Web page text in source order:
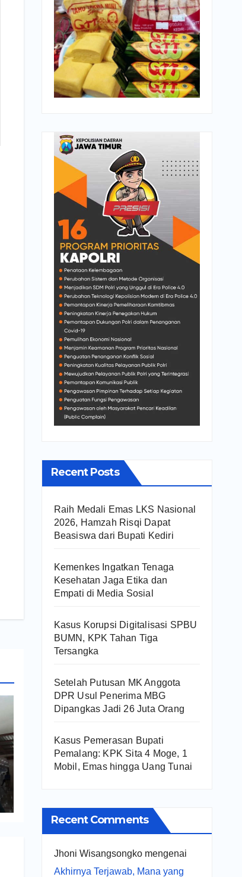
Recent Posts
Raih Medali Emas LKS Nasional
2026, Hamzah Risqi Dapat
Beasiswa dari Bupati Kediri
Kemenkes Ingatkan Tenaga
Kesehatan Jaga Etika dan
Empati di Media Sosial
Kasus Korupsi Digitalisasi SPBU
BUMN, KPK Tahan Tiga
Tersangka
Setelah Putusan MK Anggota
DPR Usul Penerima MBG
Dipangkas Jadi 26 Juta Orang
Kasus Pemerasan Bupati
Pemalang: KPK Sita 4 Moge, 1
Mobil, Emas hingga Uang Tunai
Recent Comments
Jhoni Wisangsongkomengenai
Akhirnya Terjawab, Mana yang